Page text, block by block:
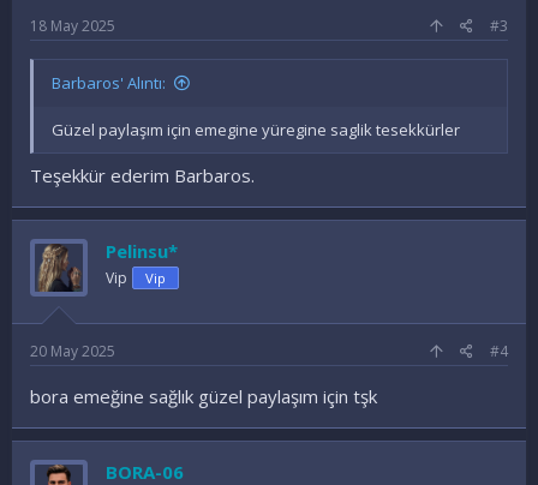
18 May 2025 #3
Barbaros' Alıntı:
Güzel paylaşım için emegine yüregine saglik tesekkürler
Teşekkür ederim Barbaros.
Pelinsu*
Vip Vip
20 May 2025 #4
bora emeğine sağlık güzel paylaşım için tşk
BORA-06